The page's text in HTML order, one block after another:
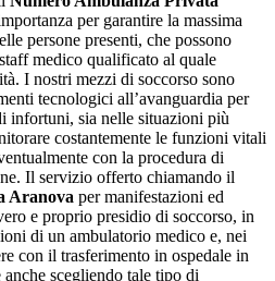
per garantire la massima
persone presenti, che possono
medico qualificato al quale
I nostri mezzi di soccorso sono
tecnologici all’avanguardia per
infortuni, sia nelle situazioni più
costantemente le funzioni vitali
con la procedura di
Il servizio offerto chiamando il
Aranova per manifestazioni ed
e proprio presidio di soccorso, in
di un ambulatorio medico e, nei
con il trasferimento in ospedale in
scegliendo tale tipo di